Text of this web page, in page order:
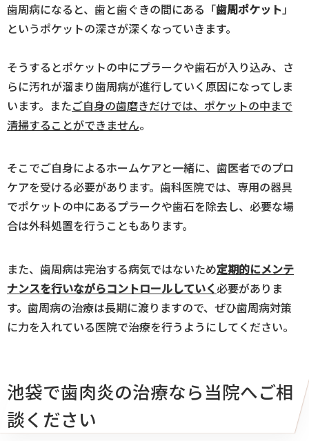
歯周病になると、歯と歯ぐきの間にある「歯周ポケット」
というポケットの深さが深くなっていきます。
そうするとポケットの中にプラークや歯石が入り込み、さ
らに汚れが溜まり歯周病が進行していく原因になってしま
います。またご自身の歯磨きだけでは、ポケットの中まで
清掃することができません。
そこでご自身によるホームケアと一緒に、歯医者でのプロ
ケアを受ける必要があります。歯科医院では、専用の器具
でポケットの中にあるプラークや歯石を除去し、必要な場
合は外科処置を行うこともあります。
また、歯周病は完治する病気ではないため定期的にメンテ
ナンスを行いながらコントロールしていく 必要がありま
す。歯周病の治療は長期に渡りますので、ぜひ歯周病対策
に力を入れている医院で治療を行うようにしてください。
池袋で歯肉炎の治療なら当院へご相
談ください